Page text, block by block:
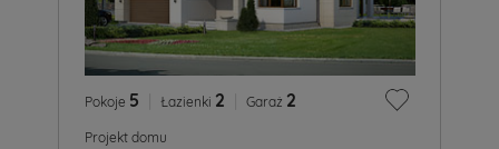
Pokoje 5 Łazienki 2 Garaż 2
Projekt domu